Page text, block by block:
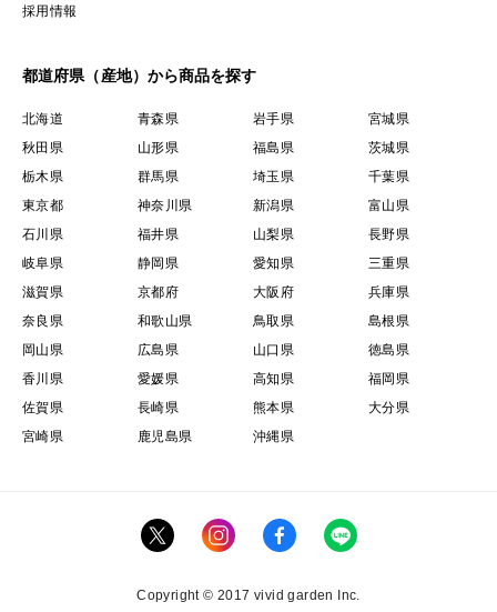
採用情報
都道府県（産地）から商品を探す
北海道 青森県 岩手県
宮城県
秋田県
山形県 福島県
茨城県
栃木県
群馬県 埼玉県
千葉県
東京都
神奈川県 新潟県
富山県
石川県
福井県 山梨県
長野県
岐阜県
静岡県 愛知県
三重県
滋賀県
京都府 大阪府
兵庫県
奈良県
和歌山県 鳥取県
島根県
岡山県
広島県 山口県
徳島県
香川県
愛媛県 高知県
福岡県
佐賀県
長崎県 熊本県
大分県
宮崎県
鹿児島県 沖縄県
Copyright © 2017 vivid garden Inc.